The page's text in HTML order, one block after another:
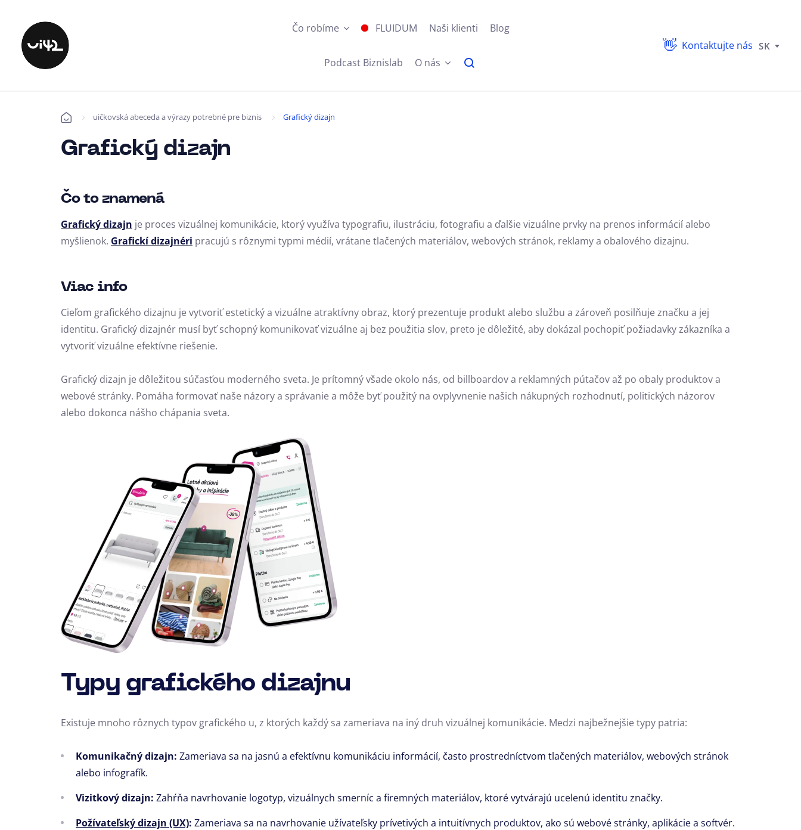
Čo robíme FLUIDUM Naši klienti Blog
Podcast Biznislab O nás
Kontaktujte nás SK
Úvod uičkovská abeceda a výrazy potrebné pre biznis Grafický dizajn
Grafický dizajn
Čo to znamená
Grafický dizajn je proces vizuálnej komunikácie, ktorý využíva typografiu, ilustráciu, fotografiu a ďalšie vizuálne prvky na prenos informácií alebo
myšlienok. Grafickí dizajnéri pracujú s rôznymi typmi médií, vrátane tlačených materiálov, webových stránok, reklamy a obalového dizajnu.
Viac info
Cieľom grafického dizajnu je vytvoriť estetický a vizuálne atraktívny obraz, ktorý prezentuje produkt alebo službu a zároveň posilňuje značku a jej
identitu. Grafický dizajnér musí byť schopný komunikovať vizuálne aj bez použitia slov, preto je dôležité, aby dokázal pochopiť požiadavky zákazníka a
vytvoriť vizuálne efektívne riešenie.
Grafický dizajn je dôležitou súčasťou moderného sveta. Je prítomný všade okolo nás, od billboardov a reklamných pútačov až po obaly produktov a
webové stránky. Pomáha formovať naše názory a správanie a môže byť použitý na ovplyvnenie našich nákupných rozhodnutí, politických názorov
alebo dokonca nášho chápania sveta.
Typy grafického dizajnu
Existuje mnoho rôznych typov grafického u, z ktorých každý sa zameriava na iný druh vizuálnej komunikácie. Medzi najbežnejšie typy patria:
Komunikačný dizajn: Zameriava sa na jasnú a efektívnu komunikáciu informácií, často prostredníctvom tlačených materiálov, webových stránok
alebo infografík.
Vizitkový dizajn: Zahŕňa navrhovanie logotyp, vizuálnych smerníc a firemných materiálov, ktoré vytvárajú ucelenú identitu značky.
Požívateľský dizajn (UX): Zameriava sa na navrhovanie užívateľsky prívetivých a intuitívnych produktov, ako sú webové stránky, aplikácie a softvér.